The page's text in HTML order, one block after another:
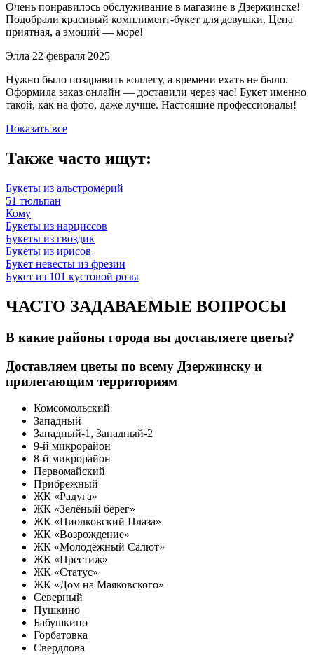
Очень понравилось обслуживание в магазине в Дзержинске!
Подобрали красивый комплимент-букет для девушки. Цена
приятная, а эмоций — море!
Элла 22 февраля 2025
Нужно было поздравить коллегу, а времени ехать не было.
Оформила заказ онлайн — доставили через час! Букет именно
такой, как на фото, даже лучше. Настоящие профессионалы!
Показать все
Также часто ищут:
Букеты из альстромерий
51 тюльпан
Кому
Букеты из нарциссов
Букеты из гвоздик
Букеты из ирисов
Букет невесты из фрезии
Букет из 101 кустовой розы
ЧАСТО ЗАДАВАЕМЫЕ ВОПРОСЫ
В какие районы города вы доставляете цветы?
Доставляем цветы по всему Дзержинску и
прилегающим территориям
Комсомольский
Западный
Западный-1, Западный-2
9-й микрорайон
8-й микрорайон
Первомайский
Прибрежный
ЖК «Радуга»
ЖК «Зелёный берег»
ЖК «Циолковский Плаза»
ЖК «Возрождение»
ЖК «Молодёжный Салют»
ЖК «Престиж»
ЖК «Статус»
ЖК «Дом на Маяковского»
Северный
Пушкино
Бабушкино
Горбатовка
Свердлова